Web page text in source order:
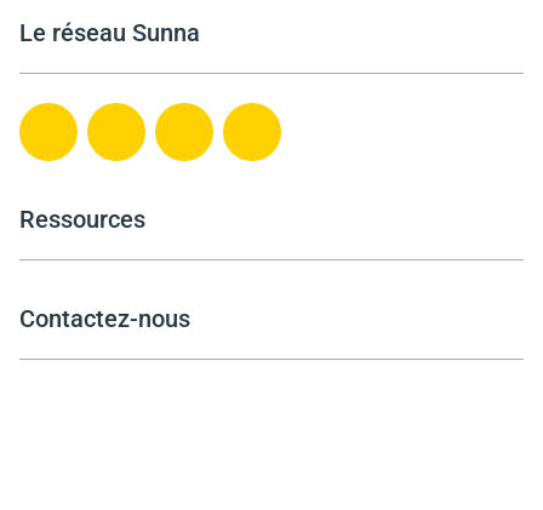
Le réseau Sunna
Ressources
Contactez-nous